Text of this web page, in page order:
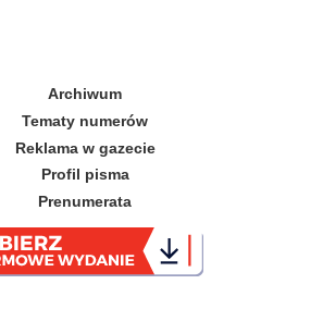
Archiwum
Tematy numerów
Reklama w gazecie
Profil pisma
Prenumerata